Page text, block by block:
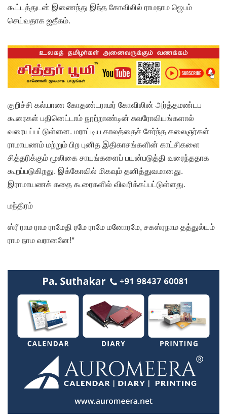
கூட்டத்துடன் இணைந்து இந்த கோவிலில் ராமநாம ஜெபம்
செய்வதாக ஐதீகம்.
குறிச்சி கல்யாண கோதண்டராமர் கோவிலின் அர்த்தமண்டப
கூரைகள் பதினெட்டாம் நூற்றாண்டின் சுவரோவியங்களால்
வரையப்பட்டுள்ளன. மராட்டிய காலத்தைச் சேர்ந்த கலைஞர்கள்
ராமாயணம் மற்றும் பிற புனித இதிகாசங்களின் காட்சிகளை
சித்தரிக்கும் மூலிகை சாயங்களைப் பயன்படுத்தி வரைந்ததாக
கூறப்படுகிறது. இக்கோவில் மிகவும் தனித்துவமானது.
இராமாயணக் கதை கூரைகளில் விவரிக்கப்பட்டுள்ளது.
மந்திரம்
ஸ்ரீ ராம ராம ராமேதி ரமே ராமே மனோரமே, சகஸ்ரநாம தத்துல்யம்
ராம நாம வரானனே!*